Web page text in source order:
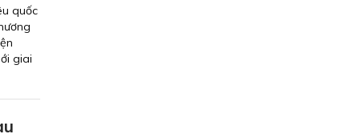
quốc
giai